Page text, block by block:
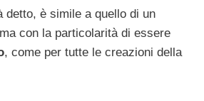
detto, è simile a quello di un
con la particolarità di essere
, come per tutte le creazioni della